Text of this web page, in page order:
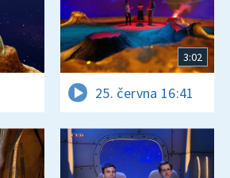
3:02
25. června 16:41